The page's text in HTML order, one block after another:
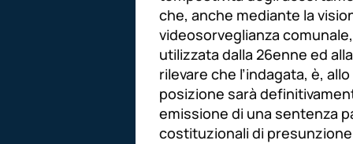
che, anche mediante la
videosorveglianza
utilizzata dalla 26enne ed
rilevare che l’indagata, è,
posizione sarà
emissione di una sentenza
costituzionali di